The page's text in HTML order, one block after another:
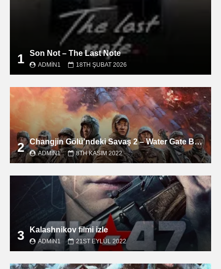
1 Son Not – The Last Note
ADMIN1 18TH ŞUBAT 2026
2 Changjin Gölü’ndeki Savaş 2 – Water Gate Bridge filmini izle
ADMIN1 8TH KASIM 2022
3 Kalashnikov filmi izle
ADMIN1 21ST EYLÜL 2022